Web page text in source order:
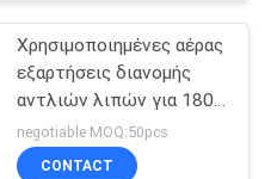
Χρησιμοποιημένες αέρας
εξαρτήσεις διανομής
αντλιών λιπών για 180 -
τύμπανο 220Kgs
negotiable MOQ:50pcs
CONTACT